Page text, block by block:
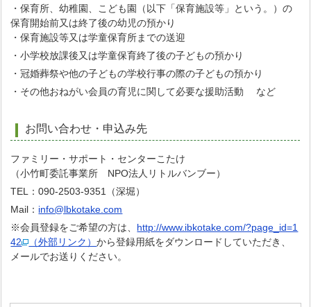
・保育所、幼稚園、こども園（以下「保育施設等」という。）の
保育開始前又は終了後の幼児の預かり
・保育施設等又は学童保育所までの送迎
・小学校放課後又は学童保育終了後の子どもの預かり
・冠婚葬祭や他の子どもの学校行事の際の子どもの預かり
・その他おねがい会員の育児に関して必要な援助活動 など
お問い合わせ・申込み先
ファミリー・サポート・センターこたけ
（小竹町委託事業所 NPO法人リトルバンブー）
TEL：090-2503-9351（深堀）
Mail： info@lbkotake.com
※会員登録をご希望の方は、 http://www.ibkotake.com/?page_id=1
42
（外部リンク）から登録用紙をダウンロードしていただき、
メールでお送りください。